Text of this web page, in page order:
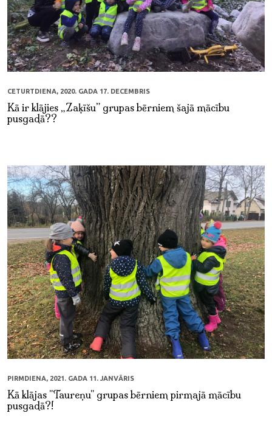
CETURTDIENA, 2020. GADA 17. DECEMBRIS
Kā ir klājies „Zaķīšu” grupas bērniem šajā mācību
pusgadā??
PIRMDIENA, 2021. GADA 11. JANVĀRIS
Kā klājas "Taureņu" grupas bērniem pirmajā mācību
pusgadā?!